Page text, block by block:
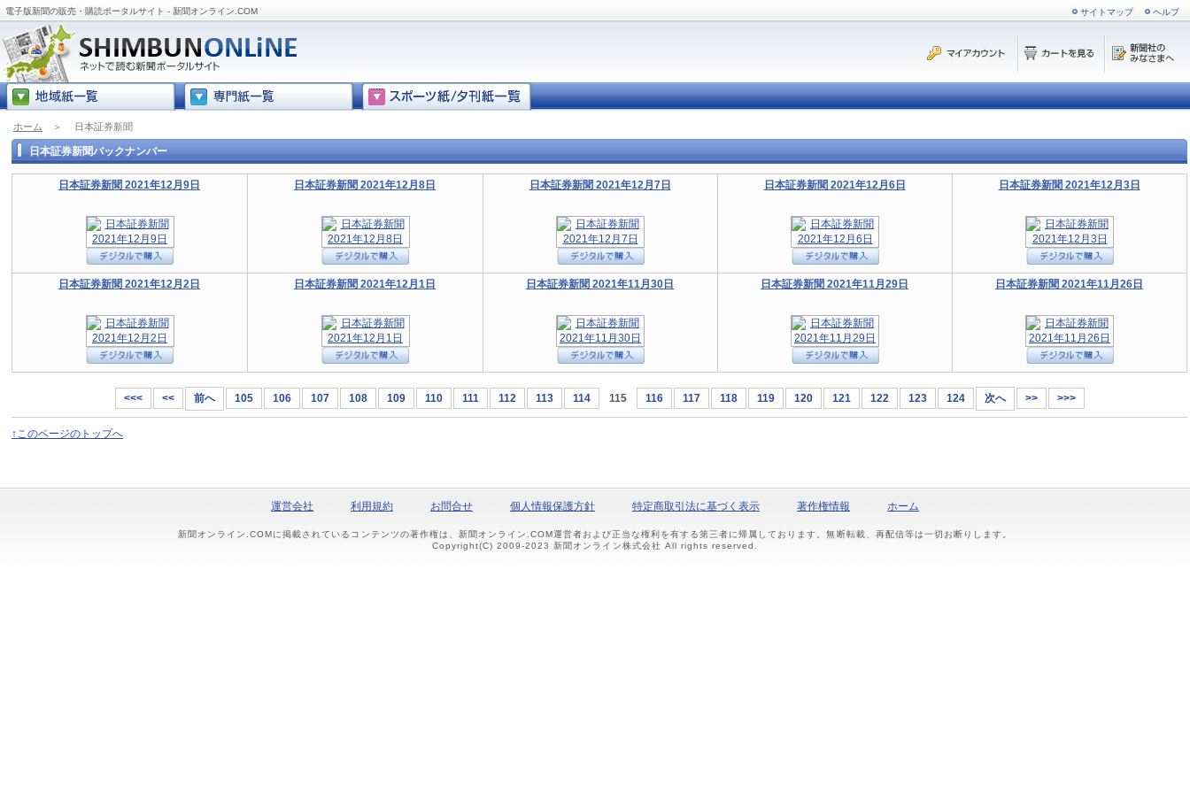
電子版新聞の販売・購読ポータルサイト - 新聞オンライン.COM サイトマップ ヘルプ
ホーム ＞ 日本証券新聞
日本証券新聞バックナンバー
日本証券新聞 2021年12月9日 日本証券新聞 2021年12月8日 日本証券新聞 2021年12月7日 日本証券新聞 2021年12月6日 日本証券新聞 2021年12月3日
日本証券新聞 2021年12月2日 日本証券新聞 2021年12月1日 日本証券新聞 2021年11月30日 日本証券新聞 2021年11月29日 日本証券新聞 2021年11月26日
<<< << 前へ 105 106 107 108 109 110 111 112 113 114 115 116 117 118 119 120 121 122 123 124 次へ >> >>>
↑このページのトップへ
運営会社 利用規約 お問合せ 個人情報保護方針 特定商取引法に基づく表示 著作権情報 ホーム
新聞オンライン.COMに掲載されているコンテンツの著作権は、新聞オンライン.COM運営者および正当な権利を有する第三者に帰属しております。無断転載、再配信等は一切お断りします。
Copyright(C) 2009-2023 新聞オンライン株式会社 All rights reserved.